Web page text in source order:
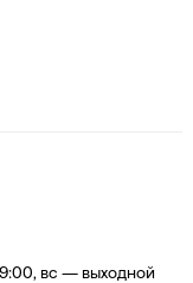
вс — выходной